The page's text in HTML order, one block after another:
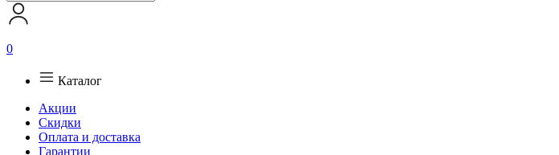
0
Каталог
Акции
Скидки
Оплата и доставка
Гарантии